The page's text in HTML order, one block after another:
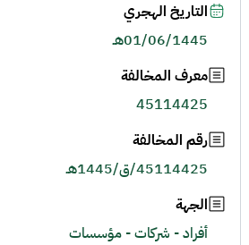
التاريخ الهجري
01/06/1445هـ
معرف المخالفة
45114425
رقم المخالفة
45114425/ق/1445هـ
الجهة
أفراد - شركات - مؤسسات